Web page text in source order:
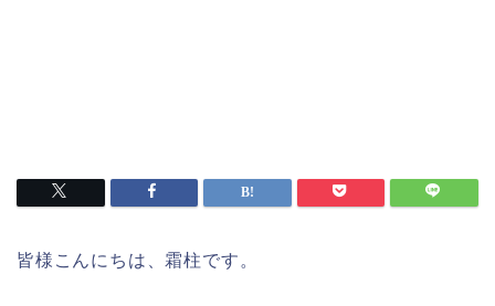
皆様こんにちは、霜柱です。